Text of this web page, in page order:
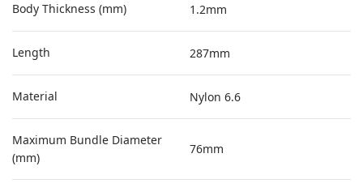
Body Thickness (mm) 1.2mm
Length 287mm
Material Nylon 6.6
Maximum Bundle Diameter
(mm)
76mm